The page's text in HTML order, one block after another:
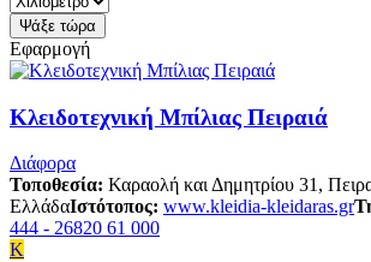
Εφαρμογή
Κλειδοτεχνική Μπίλιας Πειραιά
Διάφορα
Τοποθεσία: Καραολή και Δημητρίου 31,
ΕλλάδαΙστότοπος: www.kleidia-kleidaras.gr
444 - 26820 61 000
K